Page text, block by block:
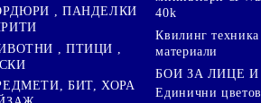
, ПАНДЕЛКИ
, ПТИЦИ ,
БИТ, ХОРА
40k
Квилинг
материали
БОИ ЗА ЛИЦЕ И
Единични